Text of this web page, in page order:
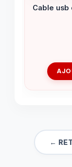
Cable usb
←